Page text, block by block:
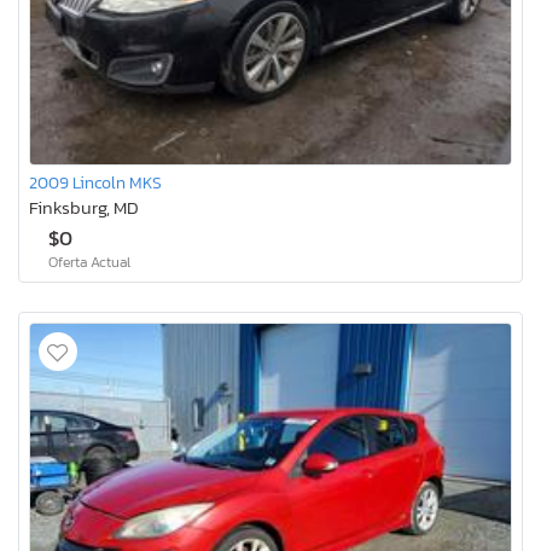
2009 Lincoln MKS
Finksburg, MD
$0
Oferta Actual